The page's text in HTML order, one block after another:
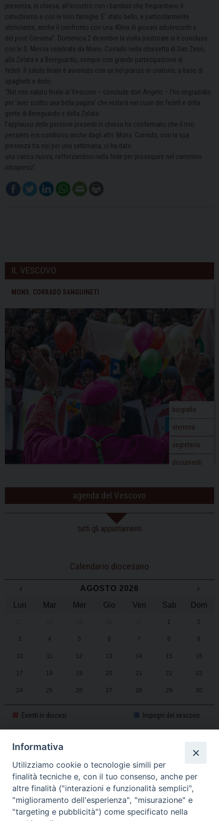
presenza, in chiesa, all’incontro con i bambini che frequentano il
catechismo e con le loro famiglie. E’ stato bello, e particolarmente
stimolante, anche il confronto con una 40ina di giovani adolescenti e
del post-Cresima”. Domenica 2 dicembre la visita pastorale si è conclusa
con le S. Messe celebrate da Mons. Corrado nella chiesetta di San Zeno,
alla Zelata e a Bereguardo, sempre con grande partecipazione di
fedeli. Il saluto finale è avvenuto con un bel pranzo in oratorio, a base di
spaghetti e dolci.
“Nel mio saluto finale al Vescovo – conclude don Angelo – l’ho ringraziato
per ‘aver scritto una bella pagina’ che resterà nei cuori dei fedeli e della
gente di Bereguardo e della Zelata:
l’applauso delle persone presenti in chiesa ha confermato che il mio
pensiero era condiviso anche dagli altri. Mons. Corrado, con la sua
presenza tra noi per una settimana, ci ha dato
una carica nuova, rafforzandoci nella fede per proseguire nel cammino
intrapreso”.
IL VESCOVO
MONS. CORRADO SANGUINETI
biografia
stemma
segreteria
documenti
agenda del Vescovo
tutti gli appuntamenti
Calendario diocesano
‹ AGOSTO 2026
›
Lun
Mar Mer Gio Ven Sab Dom
1 2
3 4 5 6 7 8 9
10 11 12 13 14 15 16
17 18 19 20 21 22 23
24 25 26 27 28 29 30
31 1 2 3 4 5 6
Eventi in diocesi Impegni del vescovo
CALENDARIO PASTORALE 2025-2026
Informativa
Utilizziamo cookie o tecnologie simili per
finalità tecniche e, con il tuo consenso, anche per
altre finalità ("interazioni e funzionalità semplici",
"miglioramento dell'esperienza", "misurazione" e
"targeting e pubblicità") come specificato nella